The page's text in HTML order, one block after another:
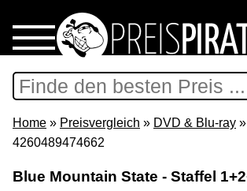
Home
Download
Home » Preisvergleich » DVD & Blu-ray
4260489474662
Blue Mountain State - Staffel